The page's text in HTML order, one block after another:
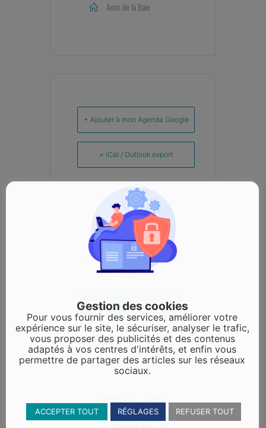
Amis de la Baie
+ Ajouter à mon Agenda Google
+ iCal / Outlook export
PARTAGEZ CET ÉVÉNEMENT
Gestion des cookies
Pour vous fournir des services, améliorer votre
expérience sur le site, le sécuriser, analyser le trafic,
vous proposer des publicités et des contenus
adaptés à vos centres d'intérêts, et enfin vous
permettre de partager des articles sur les réseaux
sociaux.
ACCEPTER TOUT RÉGLAGES REFUSER TOUT